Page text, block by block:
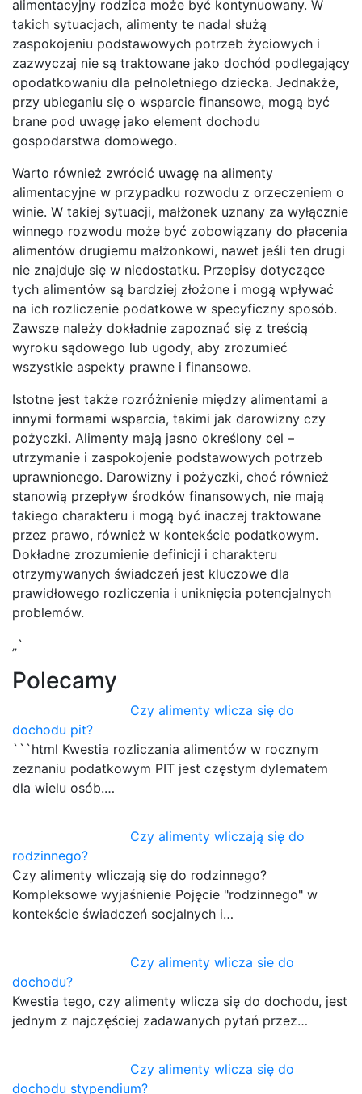
alimentacyjny rodzica może być kontynuowany. W
takich sytuacjach, alimenty te nadal służą
zaspokojeniu podstawowych potrzeb życiowych i
zazwyczaj nie są traktowane jako dochód podlegający
opodatkowaniu dla pełnoletniego dziecka. Jednakże,
przy ubieganiu się o wsparcie finansowe, mogą być
brane pod uwagę jako element dochodu
gospodarstwa domowego.
Warto również zwrócić uwagę na alimenty
alimentacyjne w przypadku rozwodu z orzeczeniem o
winie. W takiej sytuacji, małżonek uznany za wyłącznie
winnego rozwodu może być zobowiązany do płacenia
alimentów drugiemu małżonkowi, nawet jeśli ten drugi
nie znajduje się w niedostatku. Przepisy dotyczące
tych alimentów są bardziej złożone i mogą wpływać
na ich rozliczenie podatkowe w specyficzny sposób.
Zawsze należy dokładnie zapoznać się z treścią
wyroku sądowego lub ugody, aby zrozumieć
wszystkie aspekty prawne i finansowe.
Istotne jest także rozróżnienie między alimentami a
innymi formami wsparcia, takimi jak darowizny czy
pożyczki. Alimenty mają jasno określony cel –
utrzymanie i zaspokojenie podstawowych potrzeb
uprawnionego. Darowizny i pożyczki, choć również
stanowią przepływ środków finansowych, nie mają
takiego charakteru i mogą być inaczej traktowane
przez prawo, również w kontekście podatkowym.
Dokładne zrozumienie definicji i charakteru
otrzymywanych świadczeń jest kluczowe dla
prawidłowego rozliczenia i uniknięcia potencjalnych
problemów.
„`
Polecamy
Czy alimenty wlicza się do
dochodu pit?
```html Kwestia rozliczania alimentów w rocznym
zeznaniu podatkowym PIT jest częstym dylematem
dla wielu osób.…
Czy alimenty wliczają się do
rodzinnego?
Czy alimenty wliczają się do rodzinnego?
Kompleksowe wyjaśnienie Pojęcie "rodzinnego" w
kontekście świadczeń socjalnych i…
Czy alimenty wlicza sie do
dochodu?
Kwestia tego, czy alimenty wlicza się do dochodu, jest
jednym z najczęściej zadawanych pytań przez…
Czy alimenty wlicza się do
dochodu stypendium?